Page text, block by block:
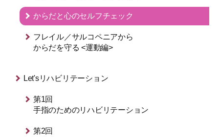
からだと心のセルフチェック
フレイル／サルコペニアから
からだを守る <運動編>
Let'sリハビリテーション
第1回
⼿指のためのリハビリテーション
第2回